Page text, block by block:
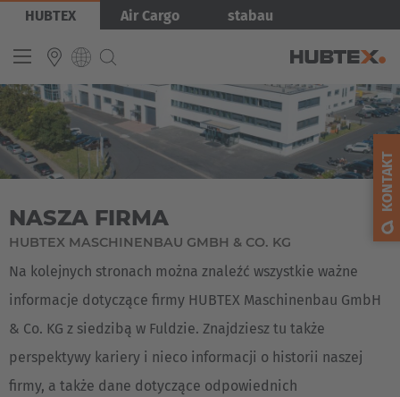
Przejdź
treści
HUBTEX Air Cargo stabau
INTERNATIONAL
English
Español
Français
Obraz
NASZA FIRMA
HUBTEX MASCHINENBAU GMBH & CO. KG
Na kolejnych stronach można znaleźć wszystkie ważne
informacje dotyczące firmy HUBTEX Maschinenbau GmbH
& Co. KG z siedzibą w Fuldzie. Znajdziesz tu także
perspektywy kariery i nieco informacji o historii naszej
firmy, a także dane dotyczące odpowiednich
KONTAKT